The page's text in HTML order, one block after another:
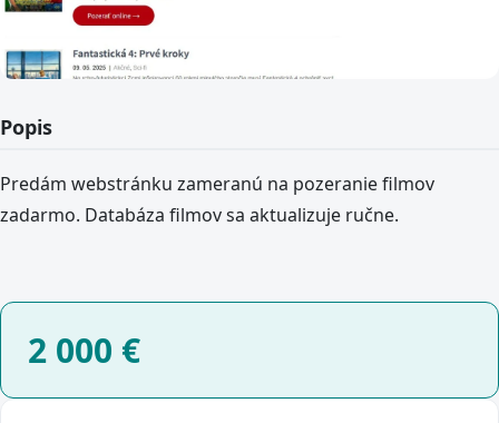
Popis
Predám webstránku zameranú na pozeranie filmov
zadarmo. Databáza filmov sa aktualizuje ručne.
2 000 €